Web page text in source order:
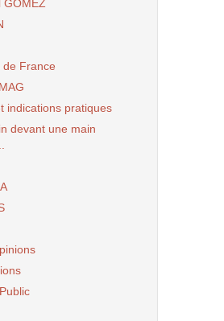
GOMEZ
de France
indications pratiques
devant une main